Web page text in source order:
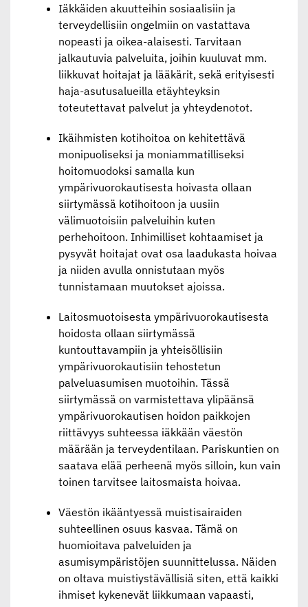
Iäkkäiden akuutteihin sosiaalisiin ja
terveydellisiin ongelmiin on vastattava
nopeasti ja oikea-alaisesti. Tarvitaan
jalkautuvia palveluita, joihin kuuluvat mm.
liikkuvat hoitajat ja lääkärit, sekä erityisesti
haja-asutusalueilla etäyhteyksin
toteutettavat palvelut ja yhteydenotot.
Ikäihmisten kotihoitoa on kehitettävä
monipuoliseksi ja moniammatilliseksi
hoitomuodoksi samalla kun
ympärivuorokautisesta hoivasta ollaan
siirtymässä kotihoitoon ja uusiin
välimuotoisiin palveluihin kuten
perhehoitoon. Inhimilliset kohtaamiset ja
pysyvät hoitajat ovat osa laadukasta hoivaa
ja niiden avulla onnistutaan myös
tunnistamaan muutokset ajoissa.
Laitosmuotoisesta ympärivuorokautisesta
hoidosta ollaan siirtymässä
kuntouttavampiin ja yhteisöllisiin
ympärivuorokautisiin tehostetun
palveluasumisen muotoihin. Tässä
siirtymässä on varmistettava ylipäänsä
ympärivuorokautisen hoidon paikkojen
riittävyys suhteessa iäkkään väestön
määrään ja terveydentilaan. Pariskuntien on
saatava elää perheenä myös silloin, kun vain
toinen tarvitsee laitosmaista hoivaa.
Väestön ikääntyessä muistisairaiden
suhteellinen osuus kasvaa. Tämä on
huomioitava palveluiden ja
asumisympäristöjen suunnittelussa. Näiden
on oltava muistiystävällisiä siten, että kaikki
ihmiset kykenevät liikkumaan vapaasti,